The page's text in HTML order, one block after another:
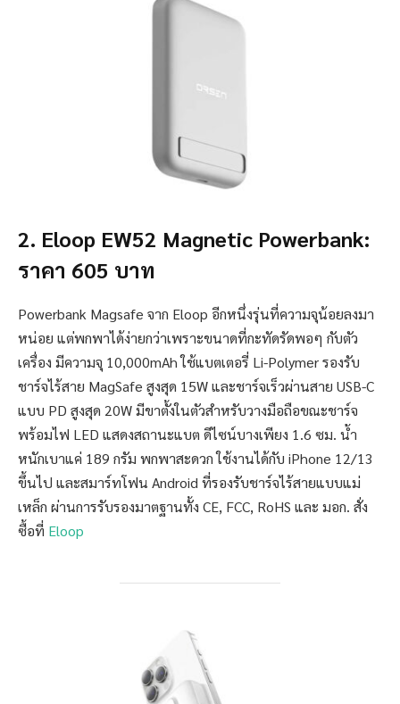
2. Eloop EW52 Magnetic Powerbank:
ราคา 605 บาท
Powerbank Magsafe จาก Eloop อีกหนึ่งรุ่นที่ความจุน้อยลงมา
หน่อย แต่พกพาได้ง่ายกว่าเพราะขนาดที่กะทัดรัดพอๆ กับตัว
เครื่อง มีความจุ 10,000mAh ใช้แบตเตอรี่ Li-Polymer รองรับ
ชาร์จไร้สาย MagSafe สูงสุด 15W และชาร์จเร็วผ่านสาย USB-C
แบบ PD สูงสุด 20W มีขาตั้งในตัวสำหรับวางมือถือขณะชาร์จ
พร้อมไฟ LED แสดงสถานะแบต ดีไซน์บางเพียง 1.6 ซม. น้ำ
หนักเบาแค่ 189 กรัม พกพาสะดวก ใช้งานได้กับ iPhone 12/13
ขึ้นไป และสมาร์ทโฟน Android ที่รองรับชาร์จไร้สายแบบแม่
เหล็ก ผ่านการรับรองมาตฐานทั้ง CE, FCC, RoHS และ มอก. สั่ง
ซื้อที่ Eloop